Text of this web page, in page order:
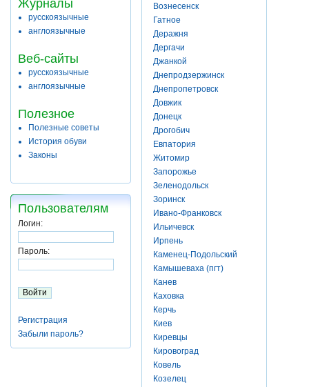
Журналы
русскоязычные
англоязычные
Веб-сайты
русскоязычные
англоязычные
Полезное
Полезные советы
История обуви
Законы
Пользователям
Логин:
Пароль:
Регистрация
Забыли пароль?
Вознесенск
Гатное
Деражня
Дергачи
Джанкой
Днепродзержинск
Днепропетровск
Довжик
Донецк
Дрогобич
Евпатория
Житомир
Запорожье
Зеленодольск
Зоринск
Ивано-Франковск
Ильичевск
Ирпень
Каменец-Подольский
Камышеваха (пгт)
Канев
Каховка
Керчь
Киев
Киревцы
Кировоград
Ковель
Козелец